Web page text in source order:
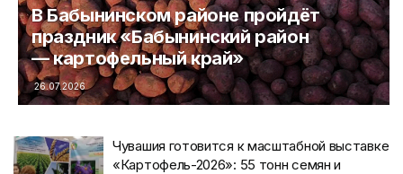
В Бабынинском районе пройдёт
праздник «Бабынинский район
— картофельный край»
26.07.2026
Чувашия готовится к масштабной выставке
«Картофель-2026»: 55 тонн семян и